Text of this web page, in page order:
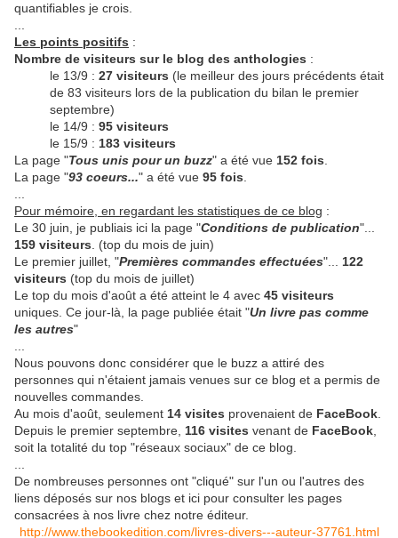
quantifiables je crois.
Les points positifs :
Nombre de visiteurs sur le blog des anthologies :
le 13/9 : 27 visiteurs (le meilleur des jours précédents était
de 83 visiteurs lors de la publication du bilan le premier
septembre)
le 14/9 : 95 visiteurs
le 15/9 : 183 visiteurs
La page "Tous unis pour un buzz" a été vue 152 fois
La page "93 coeurs..." a été vue 95 fois
Pour mémoire, en regardant les statistiques de ce blog :
Le 30 juin, je publiais ici la page "Conditions de publication"...
159 visiteurs . (top du mois de juin)
Le premier juillet, "Premières commandes effectuées"... 122
visiteurs (top du mois de juillet)
Le top du mois d'août a été atteint le 4 avec 45 visiteurs
uniques. Ce jour-là, la page publiée était "Un livre pas comme
les autres"
Nous pouvons donc considérer que le buzz a attiré des
personnes qui n'étaient jamais venues sur ce blog et a permis de
nouvelles commandes.
Au mois d'août, seulement 14 visites provenaient de FaceBook
Depuis le premier septembre, 116 visites venant de FaceBook
soit la totalité du top "réseaux sociaux" de ce blog.
De nombreuses personnes ont "cliqué" sur l'un ou l'autres des
liens déposés sur nos blogs et ici pour consulter les pages
consacrées à nos livre chez notre éditeur.
http://www.thebookedition.com/livres-divers---auteur-37761.html